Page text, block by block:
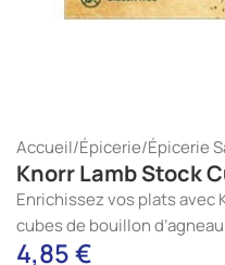
Accueil/Épicerie/Épicerie
Knorr Lamb Stock
Enrichissez vos plats avec
cubes de bouillon
4,85€